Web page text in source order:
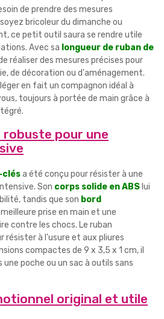
de prendre des mesures
bricoleur du dimanche ou
ce petit outil saura se rendre utile
Avec sa longueur de ruban de
réaliser des mesures précises pour
de décoration ou d'aménagement.
en fait un compagnon idéal à
toujours à portée de main grâce à
pour une
clésa été conçu pour résister à une
Son corps solide en ABS lui
tandis que son bord
prise en main et une
contre les chocs. Le ruban
à l'usure et aux pliures
compactes de 9 x 3,5 x 1 cm, il
poche ou un sac à outils sans
original et utile